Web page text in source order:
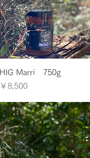
クイックビュー
HIG Marri 750g
価格
￥8,500